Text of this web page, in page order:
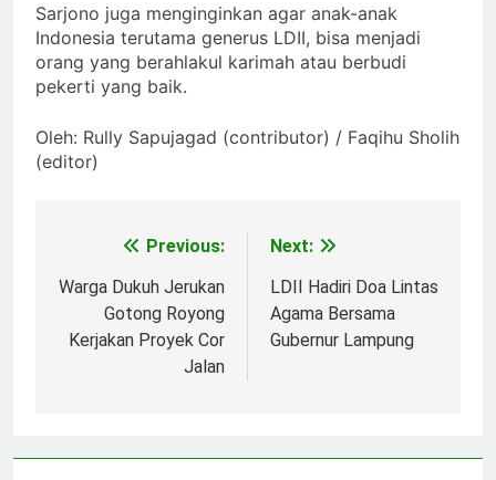
Sarjono juga menginginkan agar anak-anak
Indonesia terutama generus LDII, bisa menjadi
orang yang berahlakul karimah atau berbudi
pekerti yang baik.
Oleh: Rully Sapujagad (contributor) / Faqihu Sholih
(editor)
navigation
Previous:
Warga Dukuh Jerukan
Gotong Royong
Kerjakan Proyek Cor
Jalan
Next:
LDII Hadiri Doa Lintas
Agama Bersama
Gubernur Lampung